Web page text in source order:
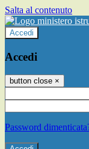
Salta al contenuto
Accedi
Accedi
button close ×
Password